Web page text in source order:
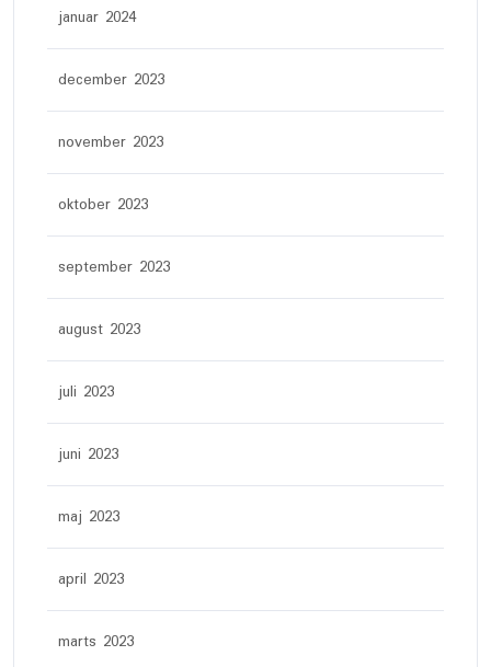
januar 2024
december 2023
november 2023
oktober 2023
september 2023
august 2023
juli 2023
juni 2023
maj 2023
april 2023
marts 2023